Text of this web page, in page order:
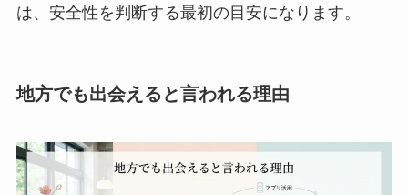
は、安全性を判断する最初の目安になります。
地方でも出会えると言われる理由